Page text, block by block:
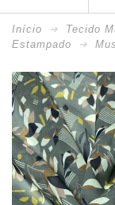
Início Tecido
Estampado